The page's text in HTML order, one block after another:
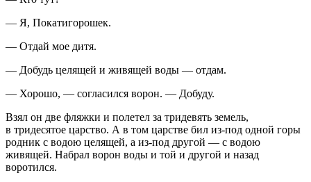
— Я, Покатигорошек.
— Отдай мое дитя.
— Добудь целящей и живящей воды — отдам.
— Хорошо, — согласился ворон. — Добуду.
Взял он две фляжки и полетел за тридевять земель,
в тридесятое царство. А в том царстве бил из-под одной горы
родник с водою целящей, а из-под другой — с водою
живящей. Набрал ворон воды и той и другой и назад
воротился.